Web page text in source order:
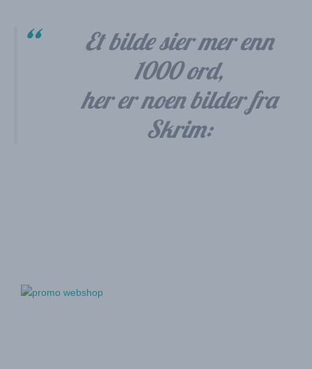
Et bilde sier mer enn
1000 ord,
her er noen bilder fra
Skrim: